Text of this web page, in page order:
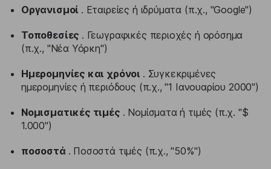
Οργανισμοί . Εταιρείες ή ιδρύματα (π.χ., "Google")
Τοποθεσίες . Γεωγραφικές περιοχές ή ορόσημα
(π.χ., "Νέα Υόρκη")
Ημερομηνίες και χρόνοι . Συγκεκριμένες
ημερομηνίες ή περιόδους (π.χ., "1 Ιανουαρίου 2000")
Νομισματικές τιμές . Νομίσματα ή τιμές (π.χ. "$
1.000")
ποσοστά . Ποσοστά τιμές (π.χ., "50%")